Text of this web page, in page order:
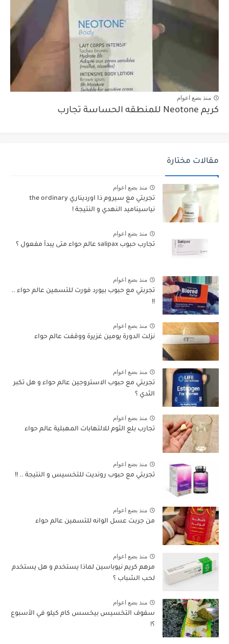
منذ بضع اعوام
كريم Neotone للمنطقه الحساسة تجارب
مقالات مختارة
منذ بضع اعوام
تجربتي مع سيروم ذا اورديناري the ordinary
نياسيناميد النهدي و النتيجة !
منذ بضع اعوام
تجارب حبوب salipax عالم حواء متى يبدأ مفعول ؟
منذ بضع اعوام
تجربتي مع حبوب بيورد فورت للتسمين عالم حواء ..
!!
منذ بضع اعوام
نزلت الدورة يومين غزيرة ووقفت عالم حواء
منذ بضع اعوام
تجربتي مع حبوب الاستروجين عالم حواء و هل تكبر
الثدي ؟
منذ بضع اعوام
تجارب بلع الثوم للالتهابات المهبلية عالم حواء
منذ بضع اعوام
تجربتي مع حبوب رونديت للتخسيس و النتيجة .. !!
منذ بضع اعوام
من جربت عسل الوانه للتسمين عالم حواء
منذ بضع اعوام
مرهم كريم نيوباسين لماذا يستخدم و هل يستخدم
لحب الشباب ؟
منذ بضع اعوام
سفوف التخسيس بيخسس كام كيلو في الأسبوع
؟!